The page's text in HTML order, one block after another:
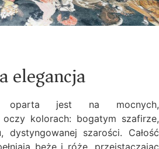
elegancja
oparta jest na mocnych,
oczy kolorach: bogatym szafirze,
dystyngowanej szarości. Całość